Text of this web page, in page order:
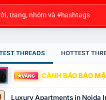
THREADS HOTTEST
VÀNG CẢNH BÁO BẢO
Luxury Apartments in Noida